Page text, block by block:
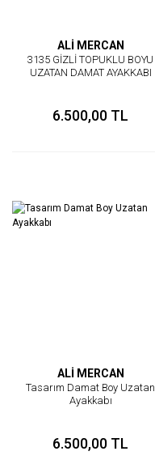
ALİ MERCAN
3135 GİZLİ TOPUKLU BOYU
UZATAN DAMAT AYAKKABI
6.500,00 TL
ALİ MERCAN
Tasarım Damat Boy Uzatan
Ayakkabı
6.500,00 TL